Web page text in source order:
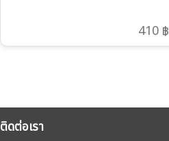
410 ฿
ติดต่อเรา